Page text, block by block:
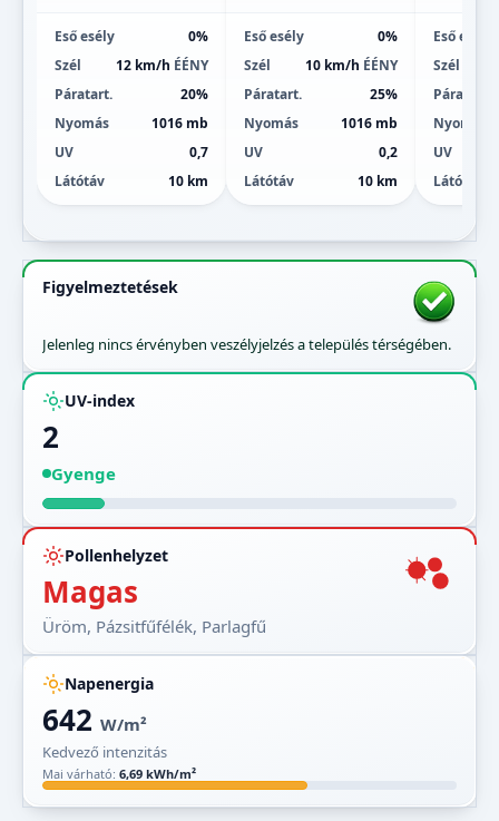
Eső esély
0%
Szél
12 km/h ÉÉNY
Páratart.
20%
Nyomás
1016 mb
UV
0,7
Látótáv
10 km
Eső esély
0%
Szél
10 km/h ÉÉNY
Páratart.
25%
Nyomás
1016 mb
UV
0,2
Látótáv
10 km
Eső esély
Szél
Páratart.
Nyomás
UV
Látótáv
Figyelmeztetések
Jelenleg nincs érvényben veszélyjelzés a település térségében.
UV-index
2
Gyenge
Pollenhelyzet
Magas
Üröm, Pázsitfűfélék, Parlagfű
Napenergia
642 W/m²
Kedvező intenzitás
Mai várható: 6,69 kWh/m²